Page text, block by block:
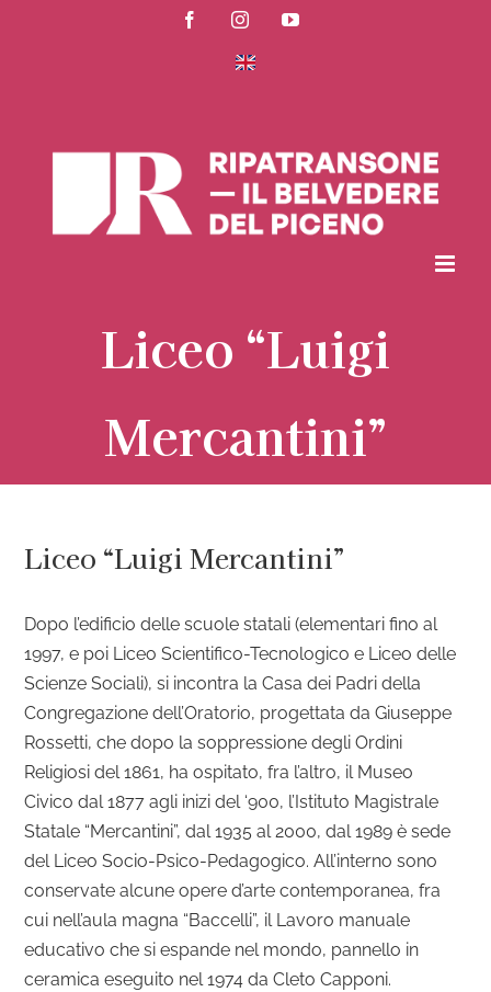
FacebookInstagramYouTube
Liceo “Luigi
Mercantini”
Liceo “Luigi Mercantini”
Dopo l’edificio delle scuole statali (elementari fino al
1997, e poi Liceo Scientifico-Tecnologico e Liceo delle
Scienze Sociali), si incontra la Casa dei Padri della
Congregazione dell’Oratorio, progettata da Giuseppe
Rossetti, che dopo la soppressione degli Ordini
Religiosi del 1861, ha ospitato, fra l’altro, il Museo
Civico dal 1877 agli inizi del ‘900, l’Istituto Magistrale
Statale “Mercantini”, dal 1935 al 2000, dal 1989 è sede
del Liceo Socio-Psico-Pedagogico. All’interno sono
conservate alcune opere d’arte contemporanea, fra
cui nell’aula magna “Baccelli”, il Lavoro manuale
educativo che si espande nel mondo, pannello in
ceramica eseguito nel 1974 da Cleto Capponi.